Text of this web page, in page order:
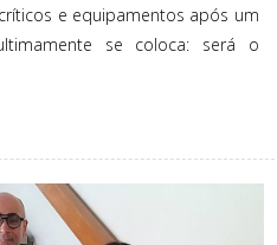
e equipamentos após um
se coloca: será o